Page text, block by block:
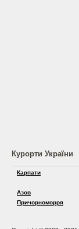
Курорти України
Карпати
Азов
Причорноморря